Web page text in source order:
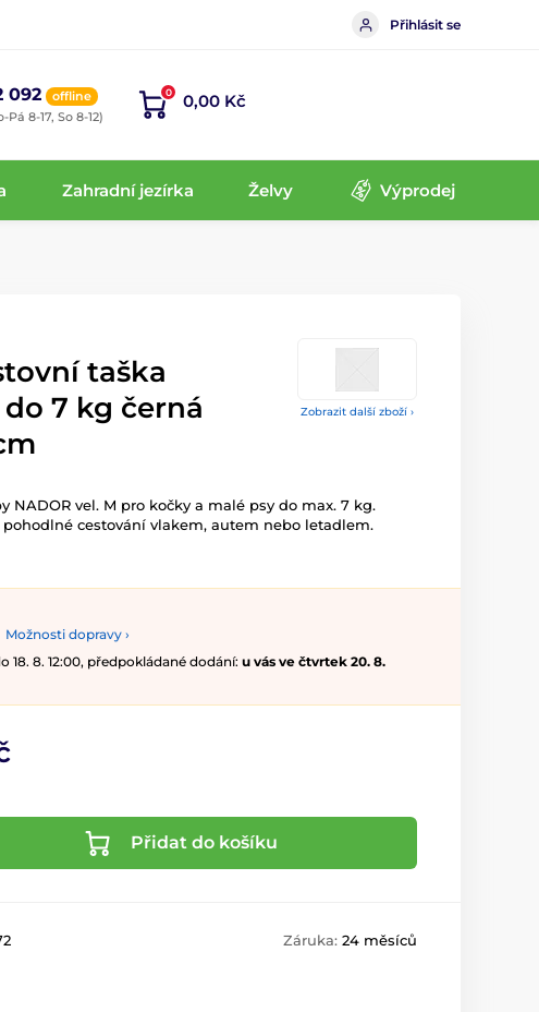
Přihlásit se
092 offline
Pá 8-17, So 8-12)
0 0,00 Kč
Zahradní jezírka Želvy Výprodej
Zobrazit další zboží ›
taška
do 7 kg černá
NADOR vel. M pro kočky a malé psy do max. 7 kg.
cestování vlakem, autem nebo letadlem.
Možnosti dopravy ›
18. 8. 12:00, předpokládané dodání: u vás ve čtvrtek 20. 8.
Přidat do košíku
Záruka: 24 měsíců